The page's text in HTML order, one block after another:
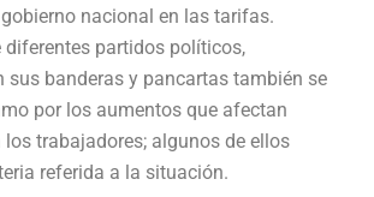
nacional en las tarifas.
diferentes partidos políticos,
sus banderas y pancartas también se
por los aumentos que afectan
trabajadores; algunos de ellos
referida a la situación.